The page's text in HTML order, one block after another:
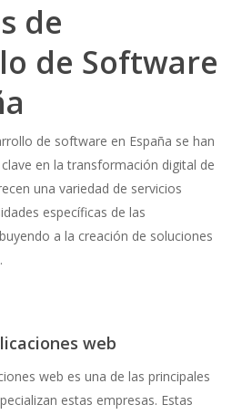
de
de Software
de software en España se han
en la transformación digital de
una variedad de servicios
específicas de las
a la creación de soluciones
web
web es una de las principales
estas empresas. Estas